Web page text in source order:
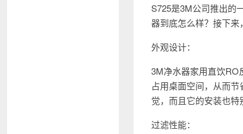
S725是3M公司推出的
器到底怎么样？接下来
外观设计：
3M净水器家用直饮RO
占用桌面空间，从而
觉，而且它的安装也特
过滤性能：